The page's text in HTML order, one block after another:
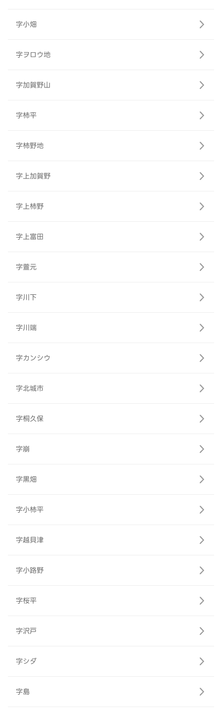
字小畑
字ヲロウ地
字加賀野山
字柿平
字柿野地
字上加賀野
字上柿野
字上富田
字萱元
字川下
字川端
字カンシウ
字北城市
字桐久保
字崩
字黒畑
字小柿平
字越貝津
字小路野
字桜平
字沢戸
字シダ
字島